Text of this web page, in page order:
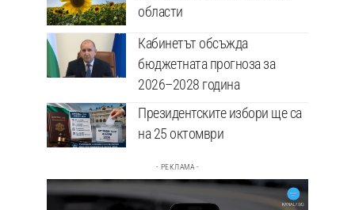
области
Кабинетът обсъжда
бюджетната прогноза за
2026–2028 година
Президентските избори ще са
на 25 октомври
- РЕКЛАМА -